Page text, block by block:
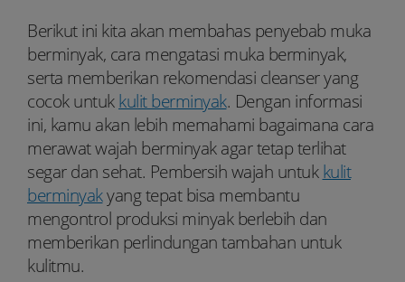
Berikut ini kita akan membahas penyebab muka
berminyak, cara mengatasi muka berminyak,
serta memberikan rekomendasi cleanser yang
cocok untukkulit berminyak. Dengan informasi
ini, kamu akan lebih memahami bagaimana cara
merawat wajah berminyak agar tetap terlihat
segar dan sehat. Pembersih wajah untukkulit
berminyakyang tepat bisa membantu
mengontrol produksi minyak berlebih dan
memberikan perlindungan tambahan untuk
kulitmu.